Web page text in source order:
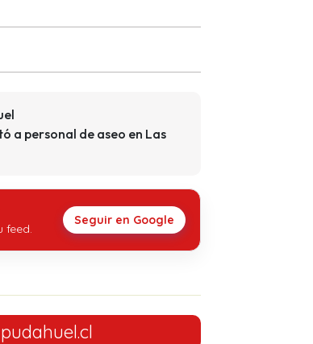
a personal de aseo en Las
feed.
Seguir en Google